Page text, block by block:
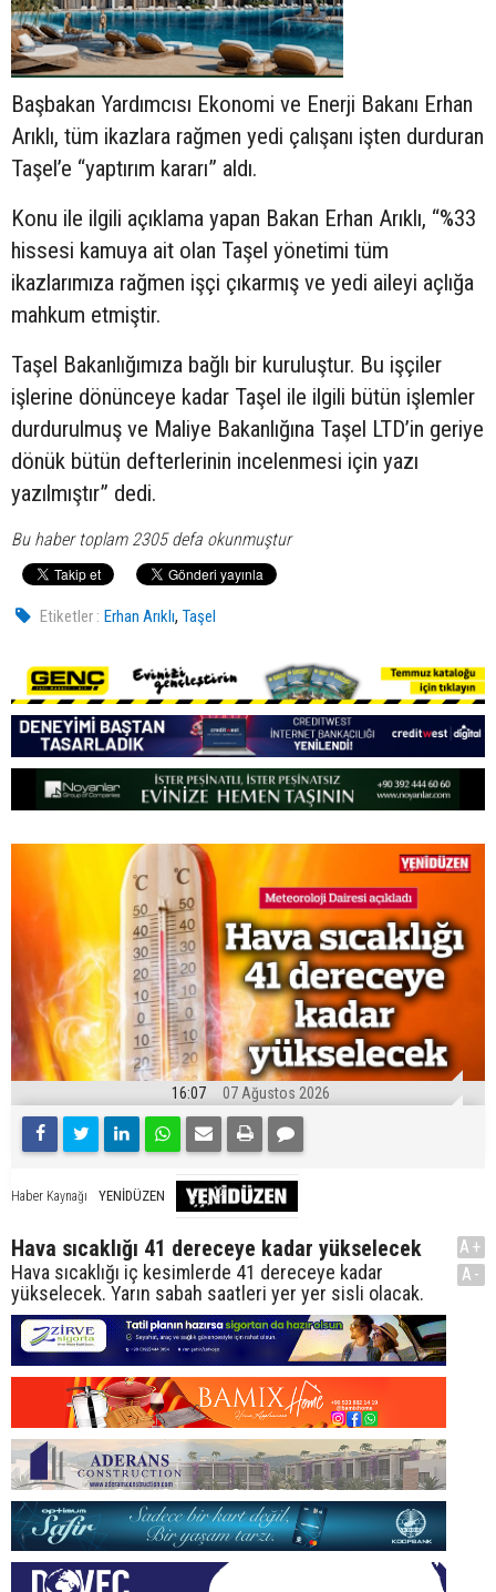
Başbakan Yardımcısı Ekonomi ve Enerji Bakanı Erhan
Arıklı, tüm ikazlara rağmen yedi çalışanı işten durduran
Taşel’e “yaptırım kararı” aldı.
Konu ile ilgili açıklama yapan Bakan Erhan Arıklı, “%33
hissesi kamuya ait olan Taşel yönetimi tüm
ikazlarımıza rağmen işçi çıkarmış ve yedi aileyi açlığa
mahkum etmiştir.
Taşel Bakanlığımıza bağlı bir kuruluştur. Bu işçiler
işlerine dönünceye kadar Taşel ile ilgili bütün işlemler
durdurulmuş ve Maliye Bakanlığına Taşel LTD’in geriye
dönük bütün defterlerinin incelenmesi için yazı
yazılmıştır” dedi.
Bu haber toplam 2305 defa okunmuştur
Etiketler : Erhan Arıklı,Taşel
16:07 07 Ağustos 2026
Haber Kaynağı YENİDÜZEN
Hava sıcaklığı 41 dereceye kadar yükselecek
Hava sıcaklığı iç kesimlerde 41 dereceye kadar
yükselecek. Yarın sabah saatleri yer yer sisli olacak.
A+
A-